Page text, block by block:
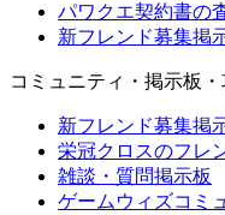
パワクエ契約書の
新フレンド募集掲
コミュニティ・掲示板
新フレンド募集掲
栄冠クロスのフレ
雑談・質問掲示板
ゲームウィズコミ